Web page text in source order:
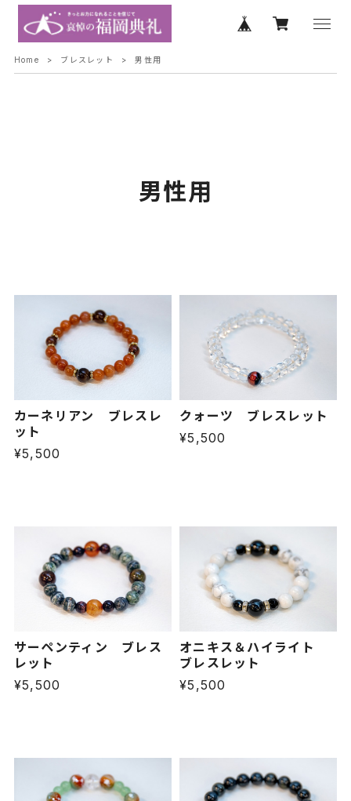
Home ブレスレット 男性用
男性用
カーネリアン ブレスレ
ット
¥5,500
クォーツ ブレスレット
¥5,500
サーペンティン ブレス
レット
¥5,500
オニキス＆ハイライト
ブレスレット
¥5,500